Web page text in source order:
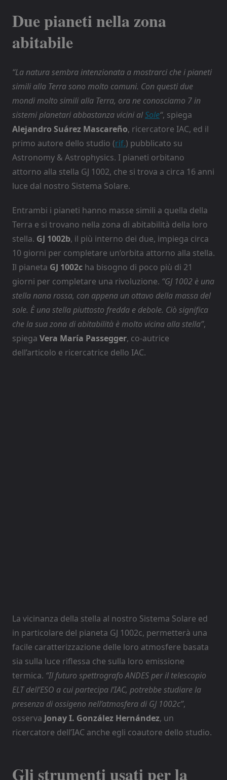
Due pianeti nella zona
abitabile
“La natura sembra intenzionata a mostrarci che i pianeti
simili alla Terra sono molto comuni. Con questi due
mondi molto simili alla Terra, ora ne conosciamo 7 in
sistemi planetari abbastanza vicini alSole“, spiega
Alejandro Suárez Mascareño, ricercatore IAC, ed il
primo autore dello studio (rif.) pubblicato su
Astronomy & Astrophysics. I pianeti orbitano
attorno alla stella GJ 1002, che si trova a circa 16 anni
luce dal nostro Sistema Solare.
Entrambi i pianeti hanno masse simili a quella della
Terra e si trovano nella zona di abitabilità della loro
stella. GJ 1002b, il più interno dei due, impiega circa
10 giorni per completare un’orbita attorno alla stella.
Il pianeta GJ 1002c ha bisogno di poco più di 21
giorni per completare una rivoluzione. “GJ 1002 è una
stella nana rossa, con appena un ottavo della massa del
sole. È una stella piuttosto fredda e debole. Ciò significa
che la sua zona di abitabilità è molto vicina alla stella”,
spiega Vera María Passegger, co-autrice
dell’articolo e ricercatrice dello IAC.
La vicinanza della stella al nostro Sistema Solare ed
in particolare del pianeta GJ 1002c, permetterà una
facile caratterizzazione delle loro atmosfere basata
sia sulla luce riflessa che sulla loro emissione
termica. “Il futuro spettrografo ANDES per il telescopio
ELT dell’ESO a cui partecipa l’IAC, potrebbe studiare la
presenza di ossigeno nell’atmosfera di GJ 1002c”,
osserva Jonay I. González Hernández, un
ricercatore dell’IAC anche egli coautore dello studio.
Gli strumenti usati per la